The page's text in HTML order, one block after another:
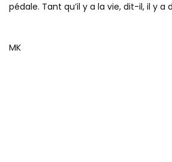
pédale. Tant qu’il y a la vie, dit-il, il y a
MK